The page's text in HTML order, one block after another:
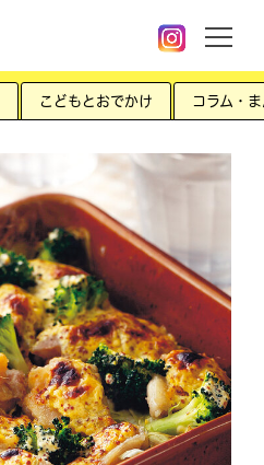
こどもとおでかけ コラム・